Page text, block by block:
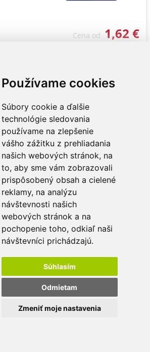
Používame cookies
Súbory cookie a ďalšie
technológie sledovania
používame na zlepšenie
vášho zážitku z prehliadania
našich webových stránok, na
to, aby sme vám zobrazovali
prispôsobený obsah a cielené
reklamy, na analýzu
návštevnosti našich
webových stránok a na
pochopenie toho, odkiaľ naši
návštevníci prichádzajú.
Súhlasím
Odmietam
Zmeniť moje nastavenia
Cena od 1,62 €
z tkaniny
Cool Dry,
a
Cena od 1,62 €
z tkaniny
Cool Dry,
a